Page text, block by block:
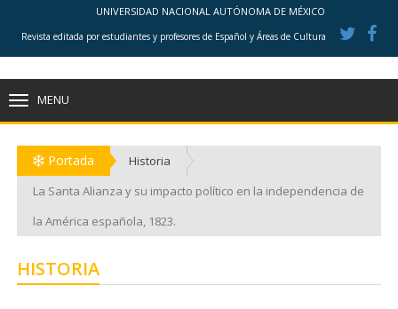
UNIVERSIDAD NACIONAL AUTÓNOMA DE MÉXICO
Revista editada por estudiantes y profesores de Español y Áreas de Cultura
MENU
Portada
Historia
La Santa Alianza y su impacto político en la independencia de
la América española, 1823.
HISTORIA